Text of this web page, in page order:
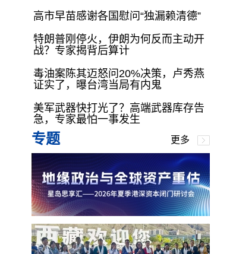
高市早苗感谢各国慰问“独漏赖清德”
特朗普刚停火，伊朗为何反而主动开
战？专家揭背后算计
毒油案陈其迈怒问20%决策，卢秀燕
证实了，曝台湾当局有内鬼
美军武器快打光了？高端武器库存告
急，专家最怕一事发生
专题 更多